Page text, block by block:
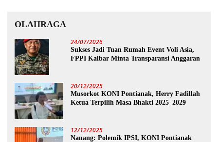
OLAHRAGA
24/07/2026
Sukses Jadi Tuan Rumah Event Voli Asia,
FPPI Kalbar Minta Transparansi Anggaran
20/12/2025
Musorkot KONI Pontianak, Herry Fadillah
Ketua Terpilih Masa Bhakti 2025–2029
12/12/2025
Nanang: Polemik IPSI, KONI Pontianak